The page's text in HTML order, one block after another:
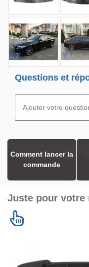
Questions et
Comment lancer la
commande
Juste pour votre